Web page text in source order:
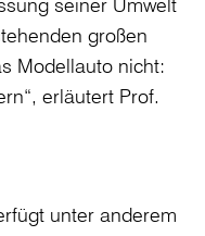
großen
Modellauto nicht:
erläutert Prof.
unter anderem